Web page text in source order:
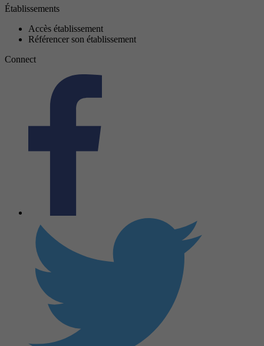
Établissements
Accès établissement
Référencer son établissement
Connect